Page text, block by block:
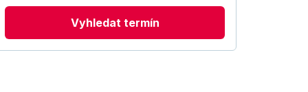
Vyhledat termín